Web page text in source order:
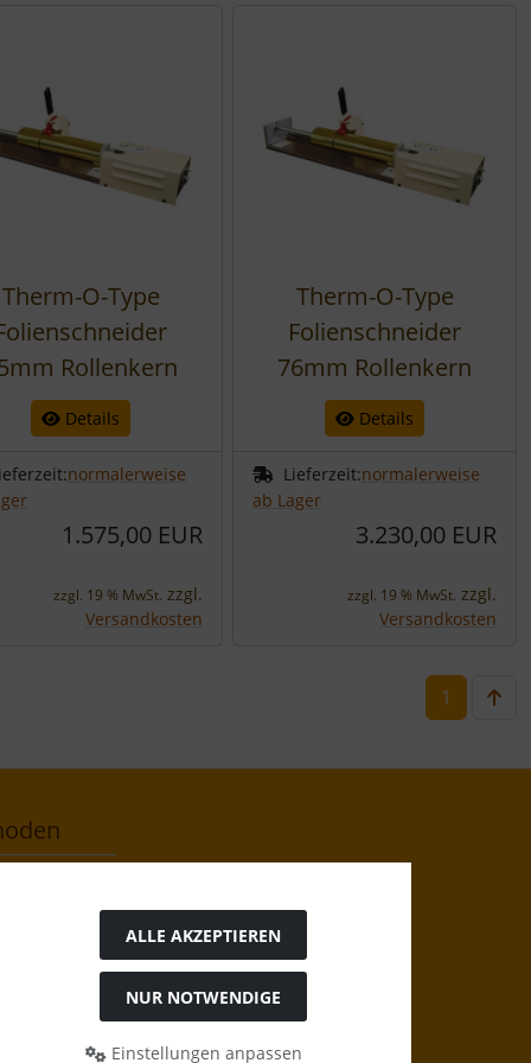
Therm-O-Type
Rollenkern
Details
normalerweise
1.575,00 EUR
zzgl. 19 % MwSt. zzgl.
Versandkosten
Therm-O-Type
Folienschneider
76mm Rollenkern
Details
Lieferzeit:normalerweise
ab Lager
3.230,00 EUR
zzgl. 19 % MwSt. zzgl.
Versandkosten
1
ALLE AKZEPTIEREN
NUR NOTWENDIGE
Einstellungen anpassen